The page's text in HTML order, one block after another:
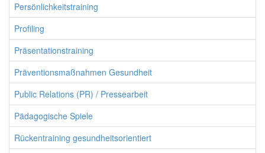
Persönlichkeitstraining
Profiling
Präsentationstraining
Präventionsmaßnahmen Gesundheit
Public Relations (PR) / Pressearbeit
Pädagogische Spiele
Rückentraining gesundheitsorientiert